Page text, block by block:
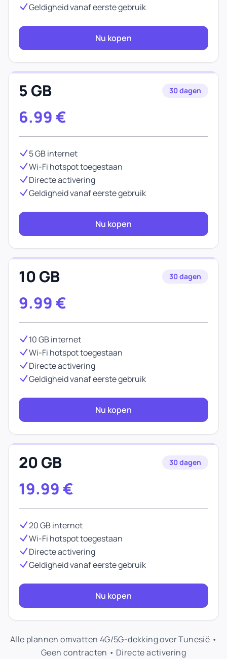
Geldigheid vanaf eerste gebruik
Nu kopen
5 GB 30 dagen
6.99 €
5 GB internet
Wi-Fi hotspot toegestaan
Directe activering
Geldigheid vanaf eerste gebruik
Nu kopen
10 GB 30 dagen
9.99 €
10 GB internet
Wi-Fi hotspot toegestaan
Directe activering
Geldigheid vanaf eerste gebruik
Nu kopen
20 GB 30 dagen
19.99 €
20 GB internet
Wi-Fi hotspot toegestaan
Directe activering
Geldigheid vanaf eerste gebruik
Nu kopen
Alle plannen omvatten 4G/5G-dekking over Tunesië •
Geen contracten • Directe activering